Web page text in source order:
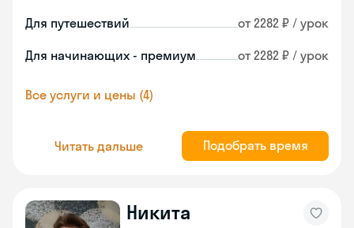
Для путешествий от 2282 ₽ / урок
Для начинающих - премиум от 2282 ₽ / урок
Все услуги и цены (4)
Читать дальше Подобрать время
Никита